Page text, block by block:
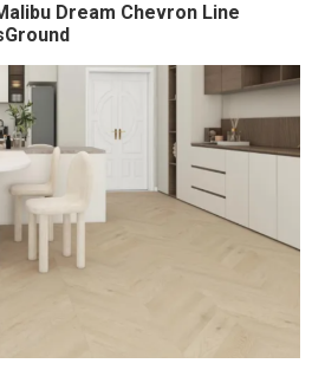
Dream Chevron Line